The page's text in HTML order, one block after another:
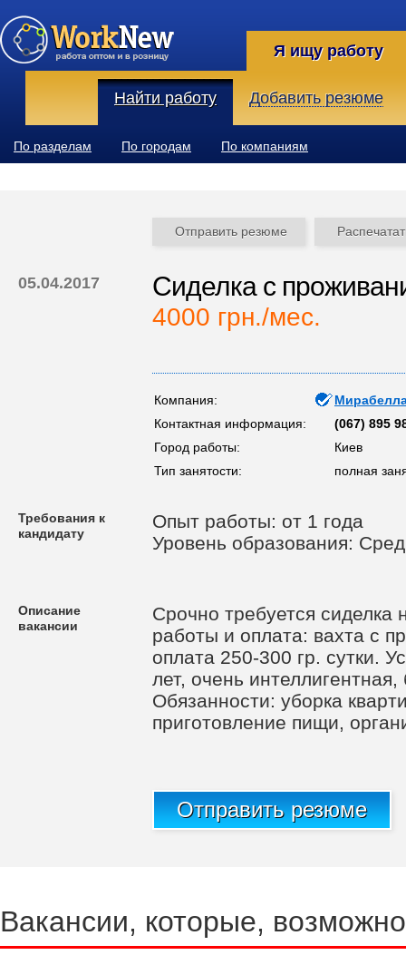
Я ищу работу
Найти работу Добавить резюме
По разделам По городам По компаниям
Отправить резюме
05.04.2017 Сиделка с
4000 грн./мес.
Компания:
Контактная информация:
(067) 895
Город работы:
Киев
Тип занятости:
полная
Требования к
кандидату
Опыт работы: от 1 года
Уровень образования:
Описание
вакансии
Срочно требуется
работы и оплата: вахта с
оплата 250-300 гр. сутки.
лет, очень
Обязанности: уборка
приготовление пищи,
Отправить резюме
Вакансии, которые,